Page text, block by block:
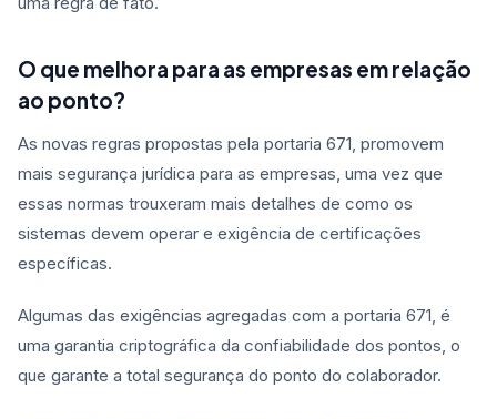
O que melhora para as empresas em relação
ao ponto?
As novas regras propostas pela portaria 671, promovem
mais segurança jurídica para as empresas, uma vez que
essas normas trouxeram mais detalhes de como os
sistemas devem operar e exigência de certificações
específicas.
Algumas das exigências agregadas com a portaria 671, é
uma garantia criptográfica da confiabilidade dos pontos, o
que garante a total segurança do ponto do colaborador.